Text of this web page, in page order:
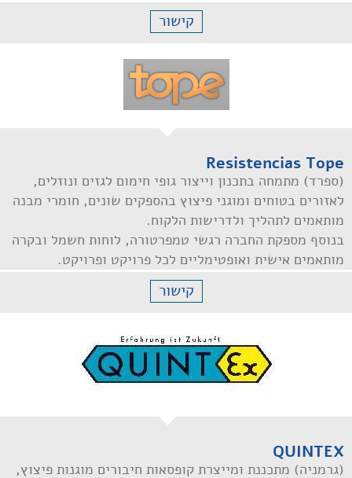
קישור
Resistencias Tope
(ספרד) מתמחה בתכנון וייצור גופי חימום לגזים ונוזלים,
לאזורים בטוחים ומוגני פיצוץ בהספקים שונים, חומרי מבנה
מותאמים לתהליך ולדרישות הלקוח.
בנוסף מספקת החברה רגשי טמפרטורה, לוחות חשמל ובקרה
מותאמים אישית ואופטימליים לכל פרויקט ופרויקט.
קישור
QUINTEX
(גרמניה) מתכננת ומייצרת קופסאות חיבורים מוגנות פיצוץ,